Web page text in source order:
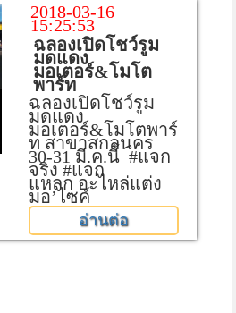
2018-03-16
15:25:53
ฉลองเปิดโชว์รูม
มดแดง
มอเตอร์&โมโต
พาร์ท
ฉลองเปิดโชว์รูม
มดแดง
มอเตอร์&โมโตพาร์
ท สาขาสกลนคร
30-31 มี.ค.นี้ #แจก
จริง #แจก
แหลก อะไหล่แต่ง
มอ’ไซค์
อ่านต่อ